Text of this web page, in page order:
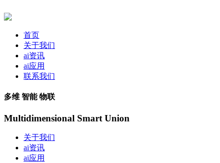
首页
关于我们
ai资讯
ai应用
联系我们
多维 智能 物联
Multidimensional Smart Union
关于我们
ai资讯
ai应用